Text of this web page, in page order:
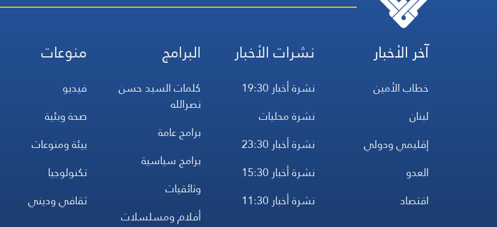
آخر الأخبار
خطاب الأمين
لبنان
إقليمي ودولي
العدو
اقتصاد
نشرات الأخبار
نشرة أخبار 19:30
نشرة محليات
نشرة أخبار 23:30
نشرة أخبار 15:30
نشرة أخبار 11:30
البرامج
كلمات السيد حسن
نصرالله
برامج عامة
برامج سياسية
وثائقيات
أفلام ومسلسلات
منوعات
فيديو
صحة وبئية
بيئة ومنوعات
تكنولوجيا
ثقافي وديني